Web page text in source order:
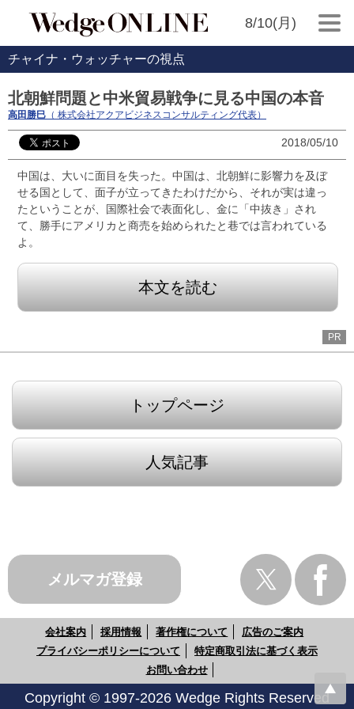
8/10(月)
チャイナ・ウォッチャーの視点
北朝鮮問題と中米貿易戦争に見る中国の本音
高田勝巳 （ 株式会社アクアビジネスコンサルティング代表）
2018/05/10
中国は、大いに面目を失った。中国は、北朝鮮に影響力を及ぼ
せる国として、面子が立ってきたわけだから、それが実は違っ
たということが、国際社会で表面化し、金に「中抜き」され
て、勝手にアメリカと商売を始められたと巷では言われている
よ。
本文を読む
PR
トップページ
人気記事
メルマガ登録
会社案内 採用情報 著作権について
広告のご案内
プライバシーポリシーについて
特定商取引法に基づく表示
お問い合わせ
Copyright © 1997-2026 Wedge Rights Reserved